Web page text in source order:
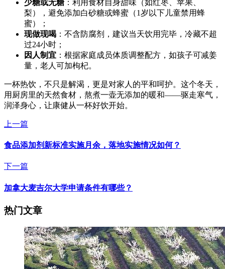
少糖或无糖 ：利用食材自身甜味（如红枣、苹果、
梨），避免添加白砂糖或蜂蜜（1岁以下儿童禁用蜂
蜜）；
现做现喝 ：不含防腐剂，建议当天饮用完毕，冷藏不超
过24小时；
因人制宜 ：根据家庭成员体质调整配方，如孩子可减姜
量，老人可加枸杞。
一杯热饮，不只是解渴，更是对家人的平和呵护。这个冬天，
用厨房里的天然食材，熬煮一壶无添加的暖和——驱走寒气，
润泽身心，让康健从一杯好饮开始。
上一篇
食品添加剂新标准实施月余，落地实施情况如何？
下一篇
加拿大麦吉尔大学申请条件有哪些？
热门文章